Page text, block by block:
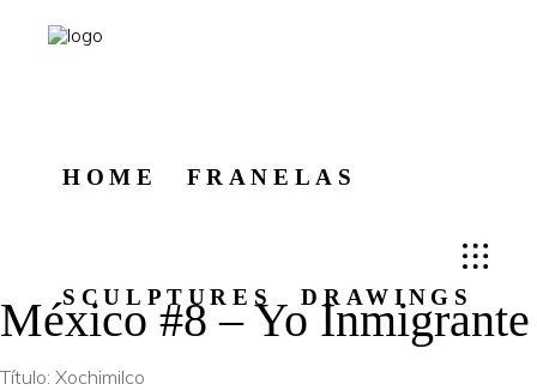
HOME FRANELAS
SCULPTURES DRAWINGS
México #8 – Yo
Título: Xochimilco